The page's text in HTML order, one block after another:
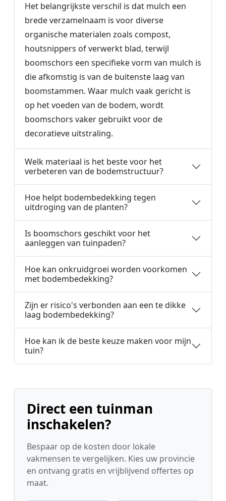
Het belangrijkste verschil is dat mulch een
brede verzamelnaam is voor diverse
organische materialen zoals compost,
houtsnippers of verwerkt blad, terwijl
boomschors een specifieke vorm van mulch is
die afkomstig is van de buitenste laag van
boomstammen. Waar mulch vaak gericht is
op het voeden van de bodem, wordt
boomschors vaker gebruikt voor de
decoratieve uitstraling.
Welk materiaal is het beste voor het
verbeteren van de bodemstructuur?
Hoe helpt bodembedekking tegen
uitdroging van de planten?
Is boomschors geschikt voor het
aanleggen van tuinpaden?
Hoe kan onkruidgroei worden voorkomen
met bodembedekking?
Zijn er risico's verbonden aan een te dikke
laag bodembedekking?
Hoe kan ik de beste keuze maken voor mijn
tuin?
Direct een tuinman
inschakelen?
Bespaar op de kosten door lokale
vakmensen te vergelijken. Kies uw provincie
en ontvang gratis en vrijblijvend offertes op
maat.